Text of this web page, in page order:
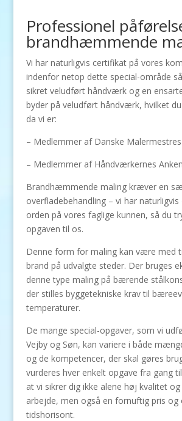
Professionel
brandhæmmende
Vi har naturligvis certifikat på vores
indenfor netop dette special-område
sikret veludført håndværk og en
byder på veludført håndværk, hvilket
da vi er:
– Medlemmer af Danske
– Medlemmer af Håndværkernes
Brandhæmmende maling kræver en
overfladebehandling – vi har
orden på vores faglige kunnen, så du
opgaven til os.
Denne form for maling kan være med
brand på udvalgte steder. Der bruges
denne type maling på bærende
der stilles byggetekniske krav til
temperaturer.
De mange special-opgaver, som vi
Vejby og Søn, kan variere i både
og de kompetencer, der skal gøres
vurderes hver enkelt opgave fra gang
at vi sikrer dig ikke alene høj kvalitet
arbejde, men også en fornuftig pris og
tidshorisont.